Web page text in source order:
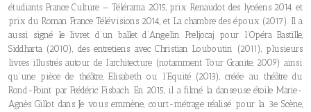
étudiants France Culture – Télérama 2015, prix Renaudot des lycéens 2014 et
prix du Roman France Télévisions 2014, et La chambre des époux (2017). Il a
aussi signé le livret d’un ballet d’Angelin Preljocaj pour l’Opéra Bastille,
Siddharta (2010), des entretiens avec Christian Louboutin (2011), plusieurs
livres illustrés autour de l’architecture (notamment Tour Granite, 2009) ainsi
qu’une pièce de théâtre, Elisabeth ou l’Equité (2013), créée au théâtre du
Rond-Point par Frédéric Fisbach. En 2015, il a filmé la danseuse étoile Marie-
Agnès Gillot dans Je vous emmène, court-métrage réalisé pour la 3e Scène,